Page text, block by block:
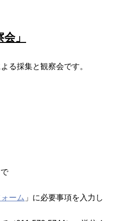
」
る採集と観察会です。
ーム 」に必要事項を入力し